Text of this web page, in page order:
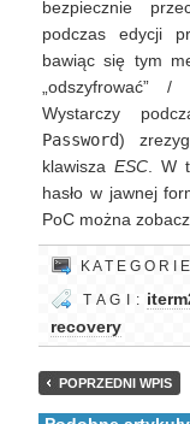
bezpiecznie
podczas edycji
bawiąc się tym
„odszyfrować” /
Wystarczy
Password)
klawisza ESC . W
hasło w jawnej
PoC można
K A T E G O R I
T A G I :
recovery
POPRZEDNI WPIS